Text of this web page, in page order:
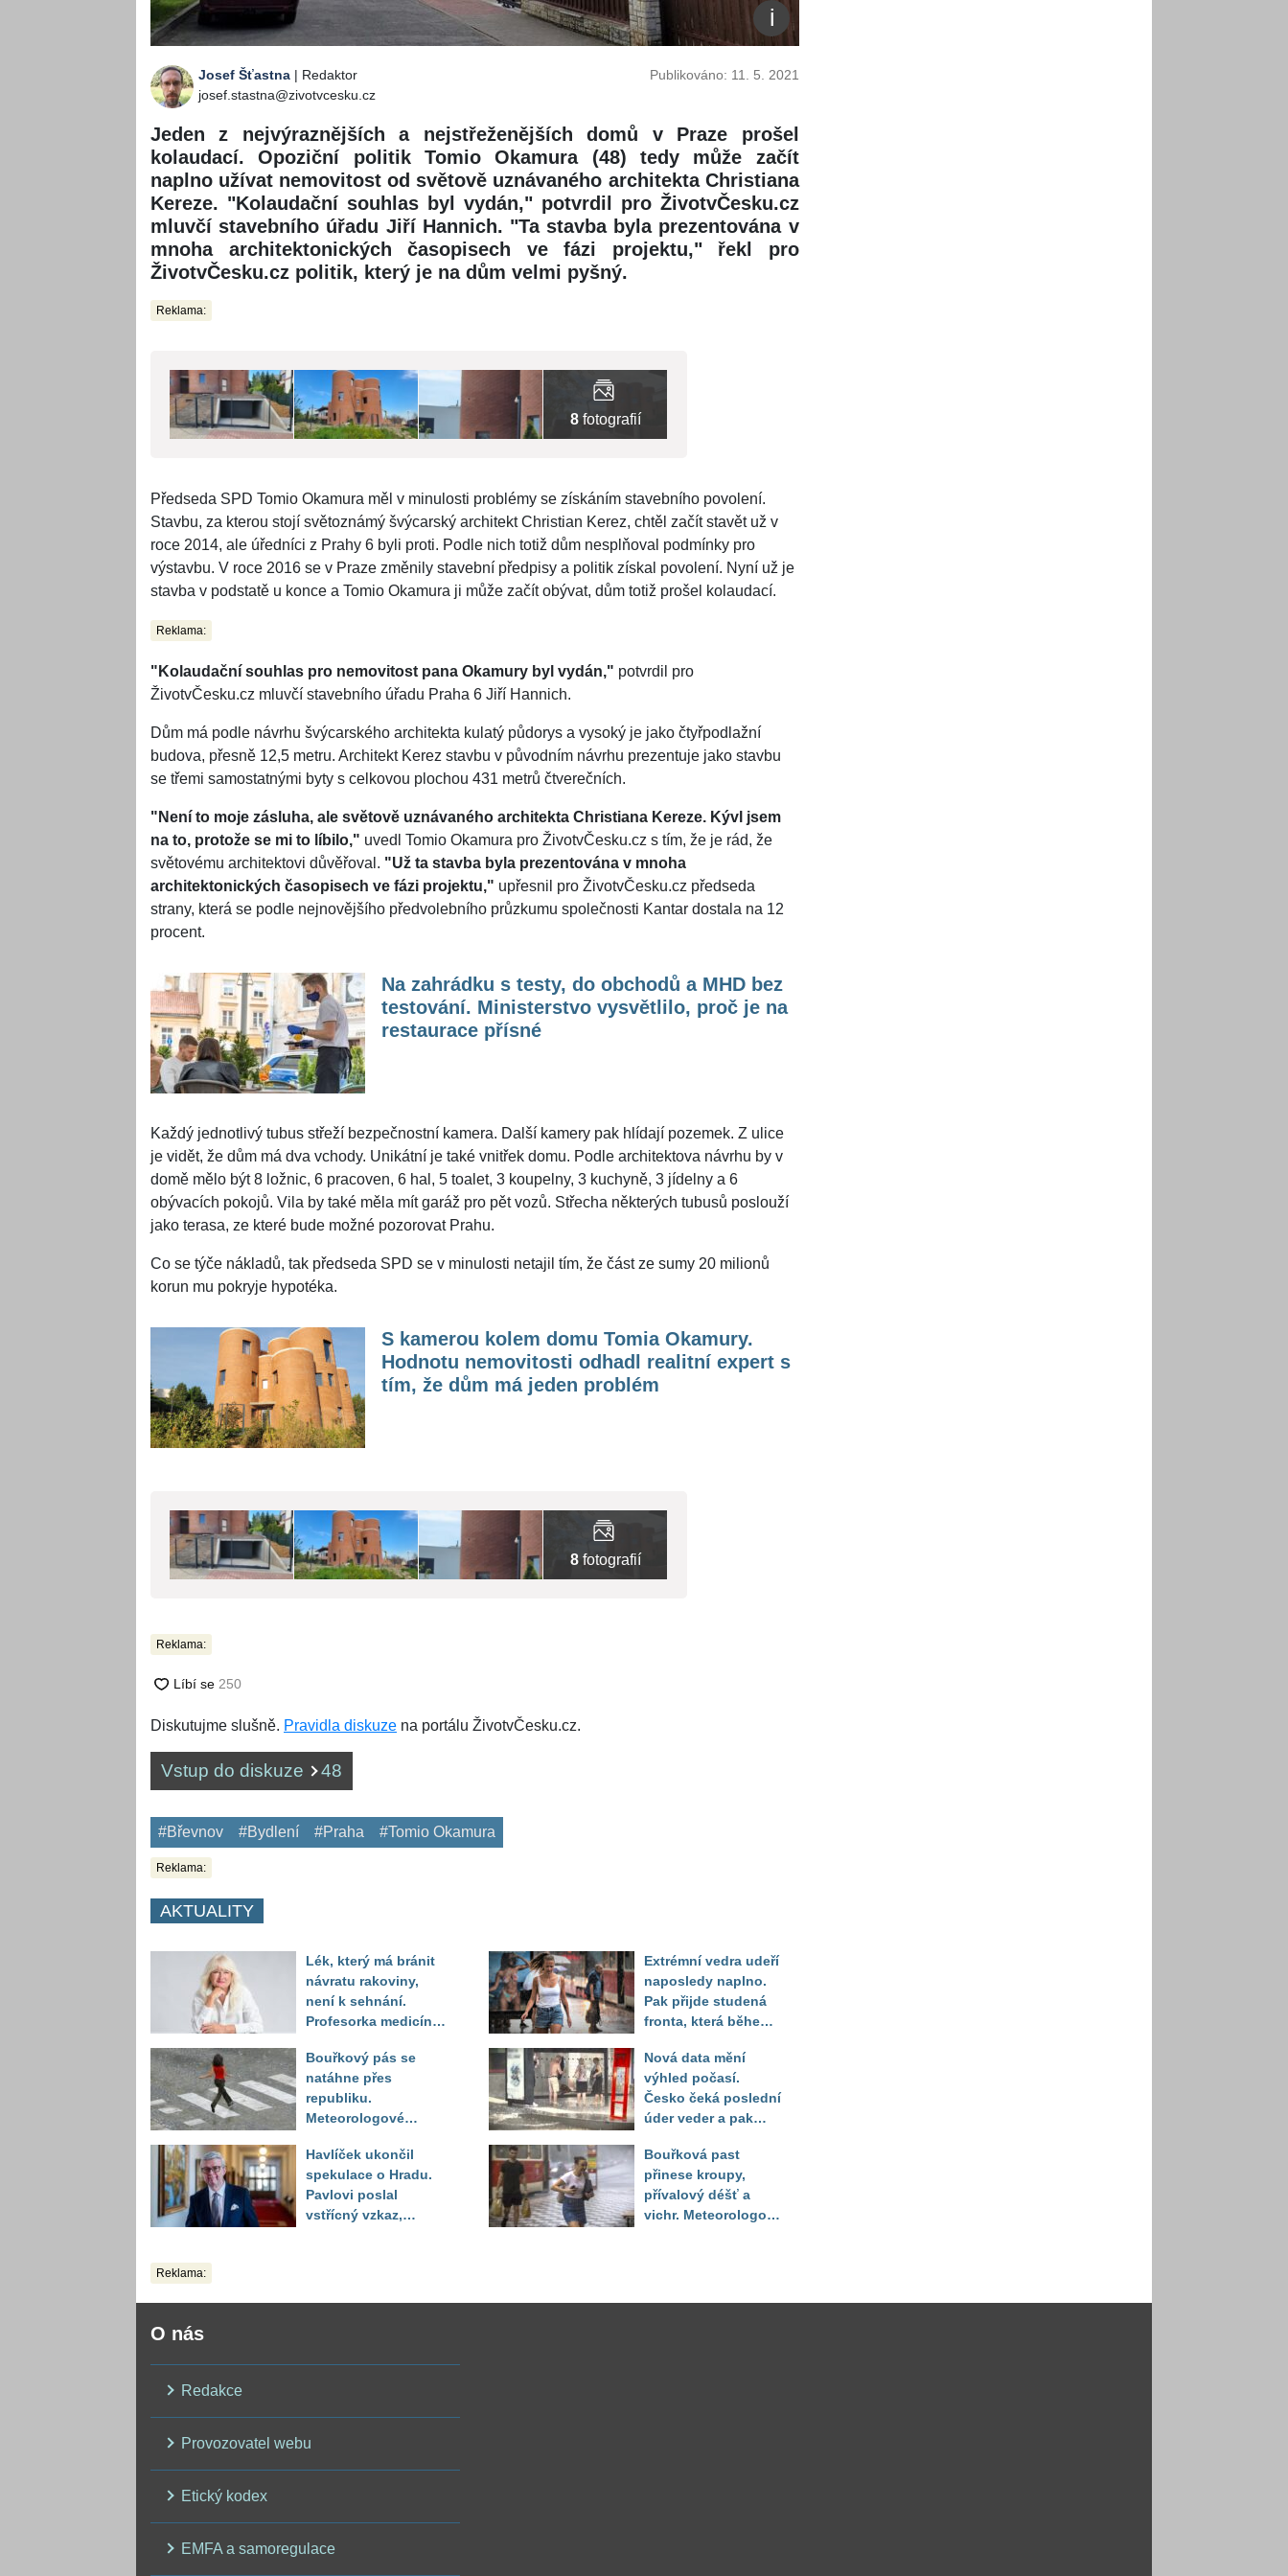
Josef Šťastna | Redaktor
josef.stastna@zivotvcesku.cz
Publikováno: 11. 5. 2021
Jeden z nejvýraznějších a nejstřeženějších domů v Praze prošel
kolaudací. Opoziční politik Tomio Okamura (48) tedy může začít
naplno užívat nemovitost od světově uznávaného architekta Christiana
Kereze. "Kolaudační souhlas byl vydán," potvrdil pro ŽivotvČesku.cz
mluvčí stavebního úřadu Jiří Hannich. "Ta stavba byla prezentována v
mnoha architektonických časopisech ve fázi projektu," řekl pro
ŽivotvČesku.cz politik, který je na dům velmi pyšný.
Reklama:
8fotografií
Předseda SPD Tomio Okamura měl v minulosti problémy se získáním stavebního povolení.
Stavbu, za kterou stojí světoznámý švýcarský architekt Christian Kerez, chtěl začít stavět už v
roce 2014, ale úředníci z Prahy 6 byli proti. Podle nich totiž dům nesplňoval podmínky pro
výstavbu. V roce 2016 se v Praze změnily stavební předpisy a politik získal povolení. Nyní už je
stavba v podstatě u konce a Tomio Okamura ji může začít obývat, dům totiž prošel kolaudací.
Reklama:
"Kolaudační souhlas pro nemovitost pana Okamury byl vydán," potvrdil pro
ŽivotvČesku.cz mluvčí stavebního úřadu Praha 6 Jiří Hannich.
Dům má podle návrhu švýcarského architekta kulatý půdorys a vysoký je jako čtyřpodlažní
budova, přesně 12,5 metru. Architekt Kerez stavbu v původním návrhu prezentuje jako stavbu
se třemi samostatnými byty s celkovou plochou 431 metrů čtverečních.
"Není to moje zásluha, ale světově uznávaného architekta Christiana Kereze. Kývl jsem
na to, protože se mi to líbilo," uvedl Tomio Okamura pro ŽivotvČesku.cz s tím, že je rád, že
světovému architektovi důvěřoval. "Už ta stavba byla prezentována v mnoha
architektonických časopisech ve fázi projektu," upřesnil pro ŽivotvČesku.cz předseda
strany, která se podle nejnovějšího předvolebního průzkumu společnosti Kantar dostala na 12
procent.
Na zahrádku s testy, do obchodů a MHD bez
testování. Ministerstvo vysvětlilo, proč je na
restaurace přísné
Každý jednotlivý tubus střeží bezpečnostní kamera. Další kamery pak hlídají pozemek. Z ulice
je vidět, že dům má dva vchody. Unikátní je také vnitřek domu. Podle architektova návrhu by v
domě mělo být 8 ložnic, 6 pracoven, 6 hal, 5 toalet, 3 koupelny, 3 kuchyně, 3 jídelny a 6
obývacích pokojů. Vila by také měla mít garáž pro pět vozů. Střecha některých tubusů poslouží
jako terasa, ze které bude možné pozorovat Prahu.
Co se týče nákladů, tak předseda SPD se v minulosti netajil tím, že část ze sumy 20 milionů
korun mu pokryje hypotéka.
S kamerou kolem domu Tomia Okamury.
Hodnotu nemovitosti odhadl realitní expert s
tím, že dům má jeden problém
8fotografií
Reklama:
Diskutujme slušně. Pravidla diskuze na portálu ŽivotvČesku.cz.
Vstup do diskuze 48
#Břevnov #Bydlení #Praha #Tomio Okamura
Reklama:
AKTUALITY
Lék, který má bránit
návratu rakoviny,
není k sehnání.
Profesorka medicíny
pacientka
Bouřkový pás se
natáhne přes
republiku.
Meteorologové
výstrahou, kde hrozí
kroupy a prudký vítr
Havlíček ukončil
spekulace o Hradu.
Pavlovi poslal
vstřícný vzkaz,
Extrémní vedra udeří
naposledy naplno.
Pak přijde studená
fronta, která během
počasí
Nová data mění
výhled počasí.
Česko čeká poslední
úder veder a pak
teplot
Bouřková past
přinese kroupy,
přívalový déšť a
vichr. Meteorologové
Reklama:
O nás
Redakce
Provozovatel webu
Etický kodex
EMFA a samoregulace